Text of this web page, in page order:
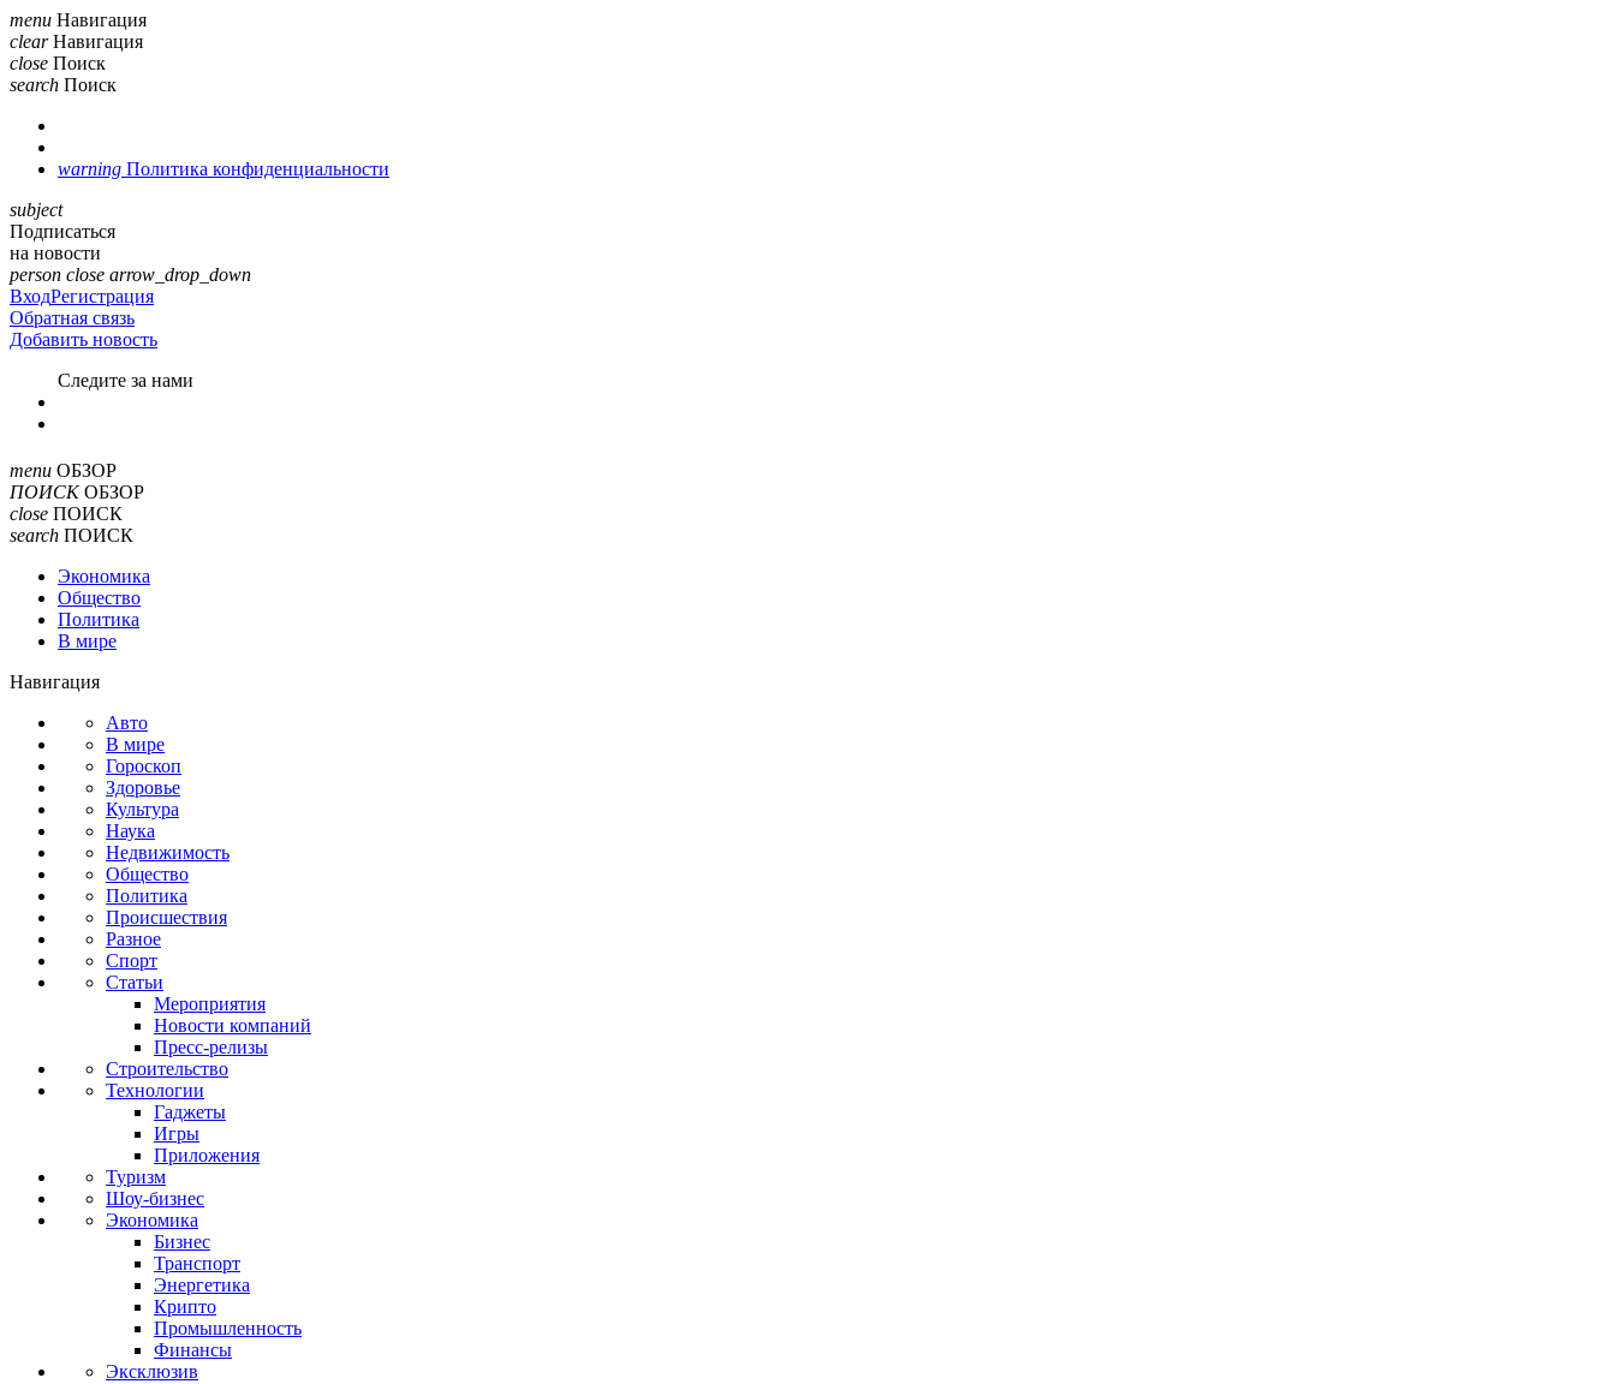
menu Навигация
clear Навигация
close Поиск
search Поиск
warning Политика конфиденциальности
subject
Подписаться
на новости
person close arrow_drop_down
ВходРегистрация
Обратная связь
Добавить новость
Cледите за нами
menu ОБЗОР
ПОИСК ОБЗОР
close ПОИСК
search ПОИСК
Экономика
Общество
Политика
В мире
Навигация
Авто
В мире
Гороскоп
Здоровье
Культура
Наука
Недвижимость
Общество
Политика
Происшествия
Разное
Спорт
Статьи
Мероприятия
Новости компаний
Пресс-релизы
Строительство
Технологии
Гаджеты
Игры
Приложения
Туризм
Шоу-бизнес
Экономика
Бизнес
Транспорт
Энергетика
Крипто
Промышленность
Финансы
Эксклюзив